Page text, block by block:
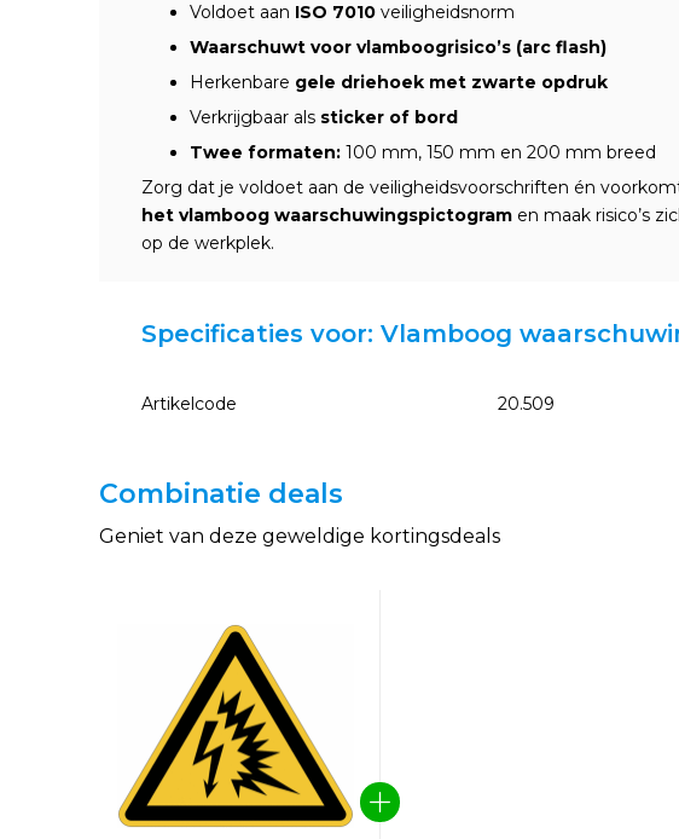
Voldoet aan ISO 7010 veiligheidsnorm
Waarschuwt voor vlamboogrisico’s (arc flash)
Herkenbare gele driehoek met zwarte opdruk
Verkrijgbaar als sticker of bord
Twee formaten: 100 mm, 150 mm en 200 mm breed
Zorg dat je voldoet aan de veiligheidsvoorschriften én
het vlamboog waarschuwingspictogram en maak risico’s
op de werkplek.
Specificaties voor: Vlamboog
Artikelcode 20.509
Combinatie deals
Geniet van deze geweldige kortingsdeals